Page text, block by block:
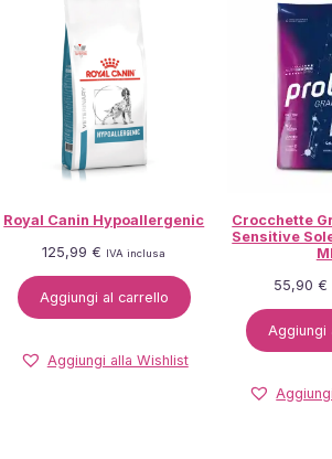
Royal Canin Hypoallergenic
125,99€ IVA inclusa
Aggiungi al carrello
Aggiungi alla Wishlist
Crocchette
Sensitive
55,90€
Aggiungi